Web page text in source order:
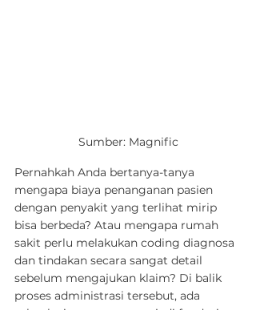
Sumber: Magnific
Pernahkah Anda bertanya-tanya
mengapa biaya penanganan pasien
dengan penyakit yang terlihat mirip
bisa berbeda? Atau mengapa rumah
sakit perlu melakukan coding diagnosa
dan tindakan secara sangat detail
sebelum mengajukan klaim? Di balik
proses administrasi tersebut, ada